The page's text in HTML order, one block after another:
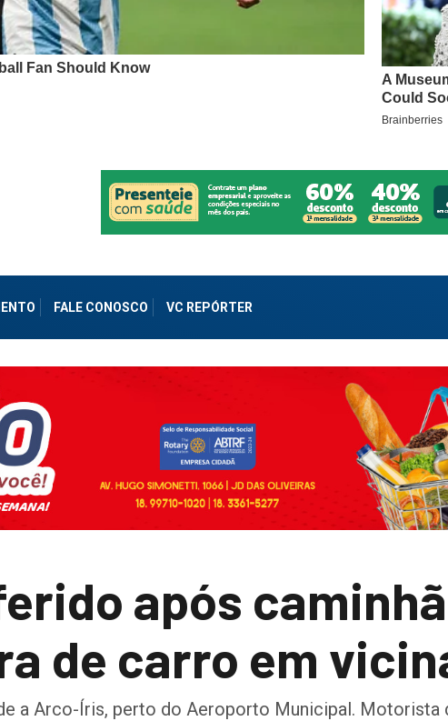
FALE CONOSCO VC REPÓRTER
após
de carro em
a Arco-Íris, perto do Aeroporto Municipal. Motorista